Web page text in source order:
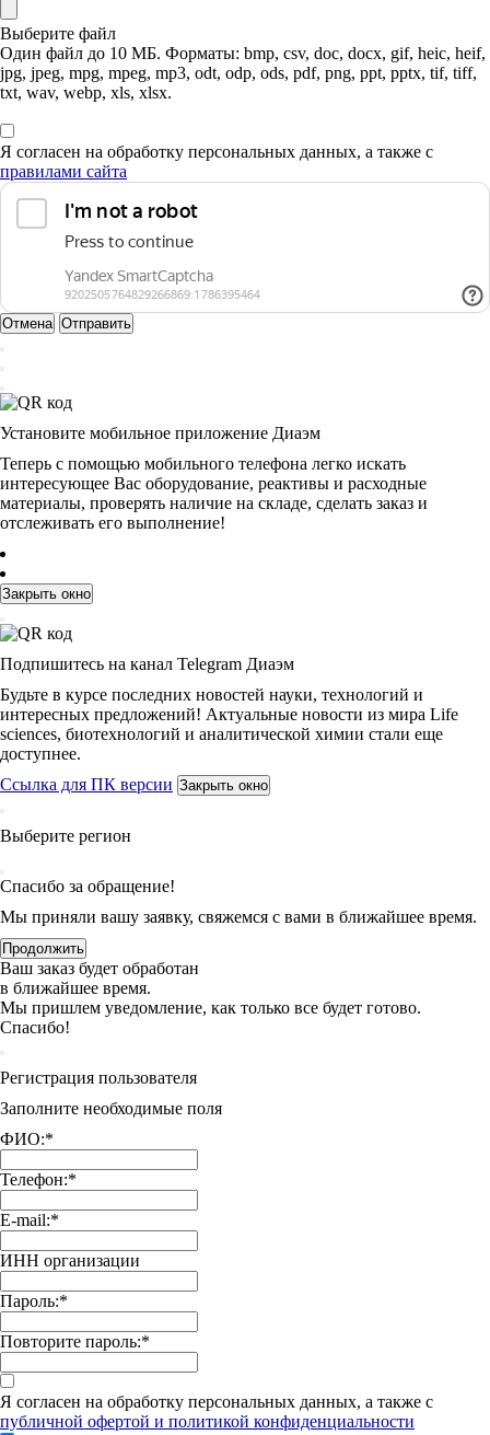
Выберите файл
Один файл до 10 МБ. Форматы: bmp, csv, doc, docx, gif, heic, heif,
jpg, jpeg, mpg, mpeg, mp3, odt, odp, ods, pdf, png, ppt, pptx, tif, tiff,
txt, wav, webp, xls, xlsx.
Я согласен на обработку персональных данных, а также с
правилами сайта
Отмена Отправить
Установите мобильное приложение Диаэм
Теперь с помощью мобильного телефона легко искать
интересующее Вас оборудование, реактивы и расходные
материалы, проверять наличие на складе, сделать заказ и
отслеживать его выполнение!
Закрыть окно
Подпишитесь на канал Telegram Диаэм
Будьте в курсе последних новостей науки, технологий и
интересных предложений! Актуальные новости из мира Life
sciences, биотехнологий и аналитической химии стали еще
доступнее.
Ссылка для ПК версии Закрыть окно
Выберите регион
Спасибо за обращение!
Мы приняли вашу заявку, свяжемся с вами в ближайшее время.
Продолжить
Ваш заказ будет обработан
в ближайшее время.
Мы пришлем уведомление, как только все будет готово.
Спасибо!
Регистрация пользователя
Заполните необходимые поля
ФИО:*
Телефон:*
E-mail:*
ИНН организации
Пароль:*
Повторите пароль:*
Я согласен на обработку персональных данных, а также с
публичной офертой и политикой конфиденциальности